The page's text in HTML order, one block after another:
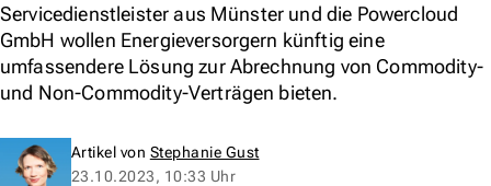
Servicedienstleister aus Münster und die Powercloud
GmbH wollen Energieversorgern künftig eine
umfassendere Lösung zur Abrechnung von Commodity-
und Non-Commodity-Verträgen bieten.
Artikel von Stephanie Gust
23.10.2023, 10:33 Uhr